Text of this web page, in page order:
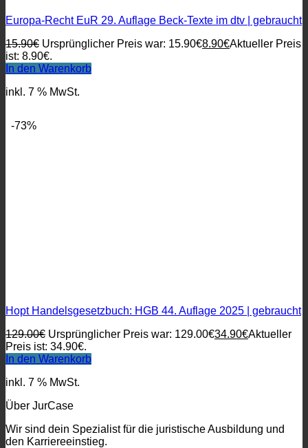
Europa-Recht EuR 29. Auflage Beck-Texte im dtv | gebraucht
15.90€ Ursprünglicher Preis war: 15.90€8.90€Aktueller Preis
ist: 8.90€.
In den Warenkorb
inkl. 7 % MwSt.
-73%
Hopt Handelsgesetzbuch: HGB 44. Auflage 2025 | gebraucht
129.00€ Ursprünglicher Preis war: 129.00€34.90€Aktueller
Preis ist: 34.90€.
In den Warenkorb
inkl. 7 % MwSt.
Über JurCase
Wir sind dein Spezialist für die juristische Ausbildung und
den Karriereeinstieg.